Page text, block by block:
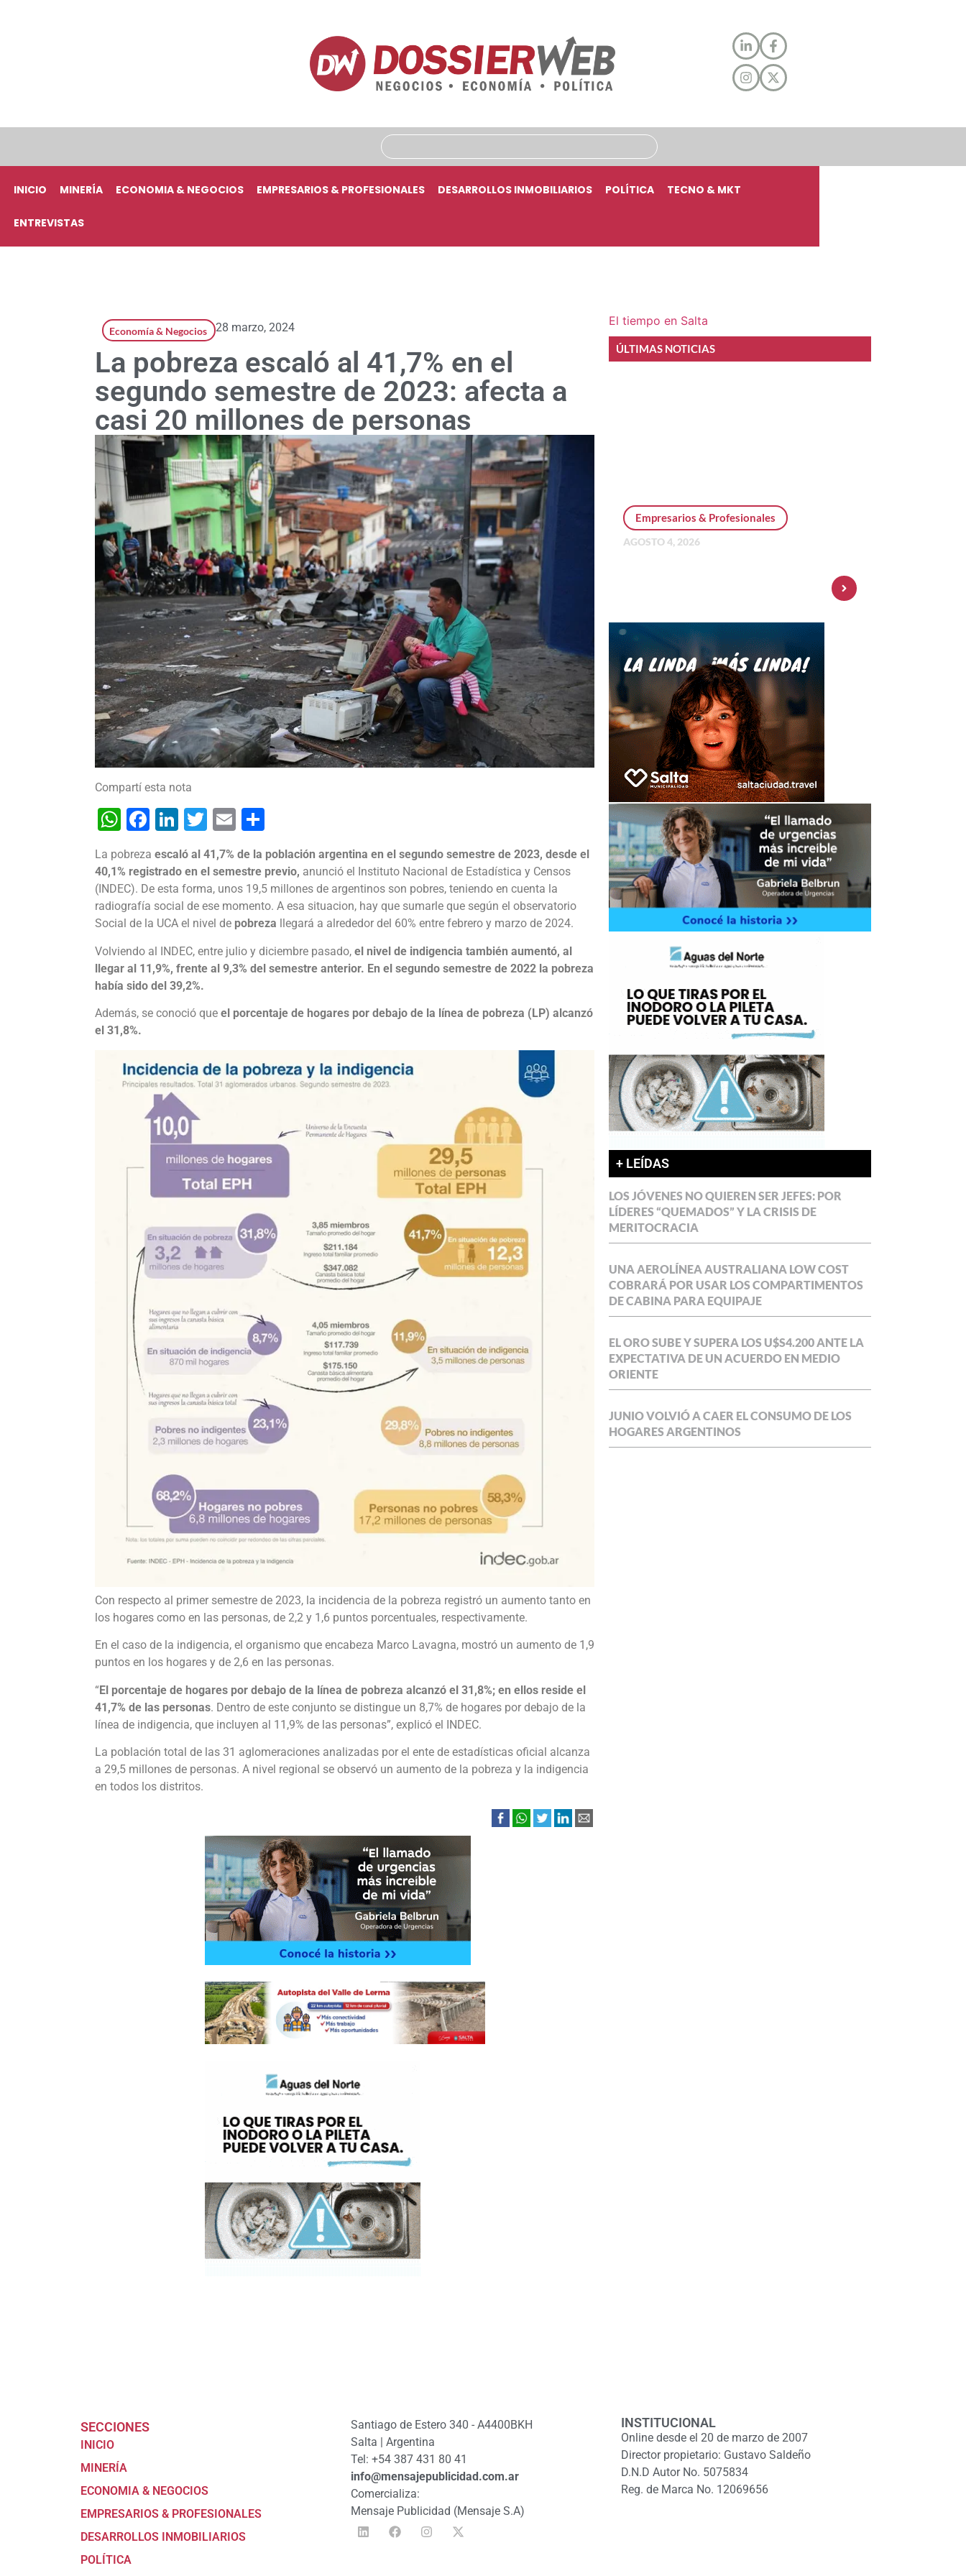
INICIO MINERÍA ECONOMIA & NEGOCIOS EMPRESARIOS & PROFESIONALES DESARROLLOS INMOBILIARIOS POLÍTICA TECNO & MKT
ENTREVISTAS
Economía & Negocios 28 marzo, 2024
La pobreza escaló al 41,7% en el
segundo semestre de 2023: afecta a
casi 20 millones de personas
Compartí esta nota
WhatsApp
Facebook
LinkedIn
TwitterEmail
La pobreza escaló al 41,7% de la población argentina en el segundo semestre de 2023, desde el
40,1% registrado en el semestre previo, anunció el Instituto Nacional de Estadística y Censos
(INDEC). De esta forma, unos 19,5 millones de argentinos son pobres, teniendo en cuenta la
radiografía social de ese momento. A esa situacion, hay que sumarle que según el observatorio
Social de la UCA el nivel de pobreza llegará a alrededor del 60% entre febrero y marzo de 2024.
Volviendo al INDEC, entre julio y diciembre pasado, el nivel de indigencia también aumentó, al
llegar al 11,9%, frente al 9,3% del semestre anterior. En el segundo semestre de 2022 la pobreza
había sido del 39,2%.
Además, se conoció que el porcentaje de hogares por debajo de la línea de pobreza (LP) alcanzó
el 31,8%.
Con respecto al primer semestre de 2023, la incidencia de la pobreza registró un aumento tanto en
los hogares como en las personas, de 2,2 y 1,6 puntos porcentuales, respectivamente.
En el caso de la indigencia, el organismo que encabeza Marco Lavagna, mostró un aumento de 1,9
puntos en los hogares y de 2,6 en las personas.
“El porcentaje de hogares por debajo de la línea de pobreza alcanzó el 31,8%; en ellos reside el
41,7% de las personas. Dentro de este conjunto se distingue un 8,7% de hogares por debajo de la
línea de indigencia, que incluyen al 11,9% de las personas”, explicó el INDEC.
La población total de las 31 aglomeraciones analizadas por el ente de estadísticas oficial alcanza
a 29,5 millones de personas. A nivel regional se observó un aumento de la pobreza y la indigencia
en todos los distritos.
El tiempo en Salta
ÚLTIMAS NOTICIAS
Empresarios & Profesionales
AGOSTO 4, 2026
+ LEÍDAS
LOS JÓVENES NO QUIEREN SER JEFES: POR
LÍDERES “QUEMADOS” Y LA CRISIS DE
MERITOCRACIA
UNA AEROLÍNEA AUSTRALIANA LOW COST
COBRARÁ POR USAR LOS COMPARTIMENTOS
DE CABINA PARA EQUIPAJE
EL ORO SUBE Y SUPERA LOS U$S4.200 ANTE LA
EXPECTATIVA DE UN ACUERDO EN MEDIO
ORIENTE
JUNIO VOLVIÓ A CAER EL CONSUMO DE LOS
HOGARES ARGENTINOS
SECCIONES
INICIO
MINERÍA
ECONOMIA & NEGOCIOS
EMPRESARIOS & PROFESIONALES
DESARROLLOS INMOBILIARIOS
POLÍTICA
Santiago de Estero 340 - A4400BKH
Salta | Argentina
Tel: +54 387 431 80 41
info@mensajepublicidad.com.ar
Comercializa:
Mensaje Publicidad (Mensaje S.A)
INSTITUCIONAL
Online desde el 20 de marzo de 2007
Director propietario: Gustavo Saldeño
D.N.D Autor No. 5075834
Reg. de Marca No. 12069656